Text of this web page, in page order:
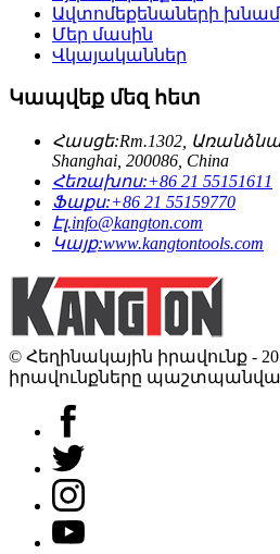
Ավտոմեքենաների
Մեր մասին
Վկայականներ
Կապվեք մեզ հետ
Հասցե:Rm.1302,
Shanghai, 200086, China
Հեռախոս:+86 21 55151611
Ֆաքս:+86 21 55159770
Էլ.info@kangton.com
Կայք:www.kangtontools.com
© Հեղինակային իրավունք -
իրավունքները